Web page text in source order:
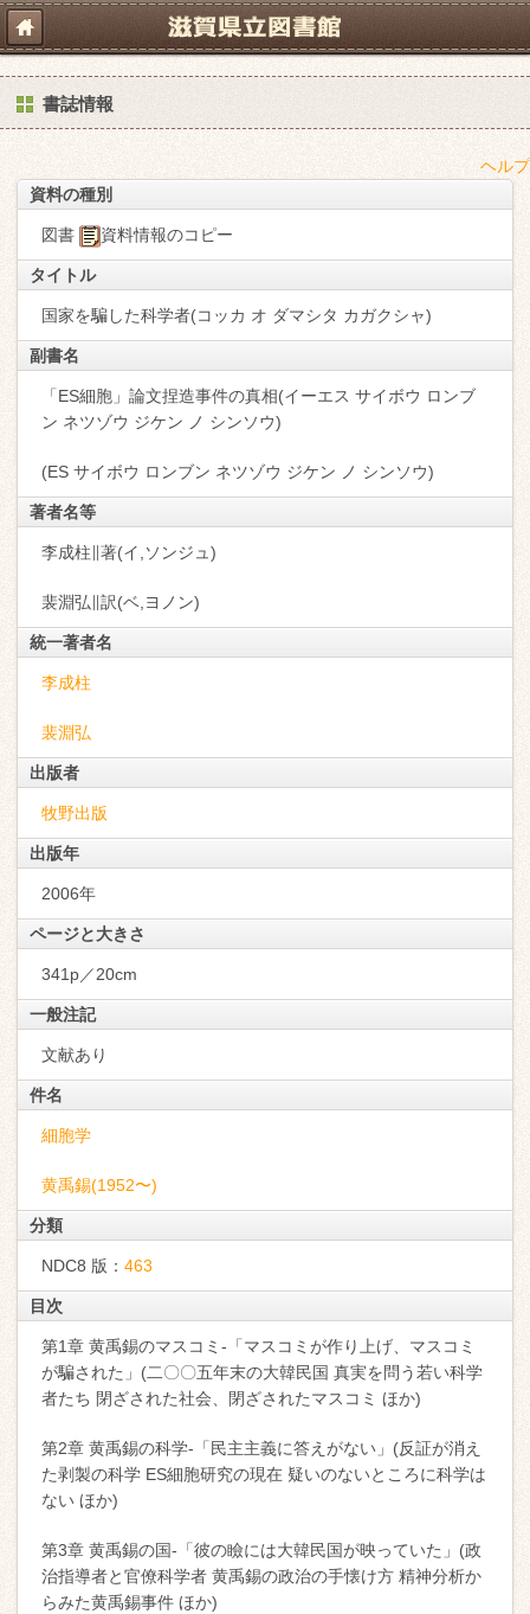
書誌情報
ヘルプ
資料の種別
図書 資料情報のコピー
タイトル
国家を騙した科学者(コッカ オ ダマシタ カガクシャ)
副書名
「ES細胞」論文捏造事件の真相(イーエス サイボウ ロンブ
ン ネツゾウ ジケン ノ シンソウ)
(ES サイボウ ロンブン ネツゾウ ジケン ノ シンソウ)
著者名等
李成柱∥著(イ,ソンジュ)
裴淵弘∥訳(ベ,ヨノン)
統一著者名
李成柱
裴淵弘
出版者
牧野出版
出版年
2006年
ページと大きさ
341p／20cm
一般注記
文献あり
件名
細胞学
黄禹錫(1952〜)
分類
NDC8 版： 463
目次
第1章 黄禹錫のマスコミ-「マスコミが作り上げ、マスコミ
が騙された」(二〇〇五年末の大韓民国 真実を問う若い科学
者たち 閉ざされた社会、閉ざされたマスコミ ほか)
第2章 黄禹錫の科学-「民主主義に答えがない」(反証が消え
た剥製の科学 ES細胞研究の現在 疑いのないところに科学は
ない ほか)
第3章 黄禹錫の国-「彼の瞼には大韓民国が映っていた」(政
治指導者と官僚科学者 黄禹錫の政治の手懐け方 精神分析か
らみた黄禹錫事件 ほか)